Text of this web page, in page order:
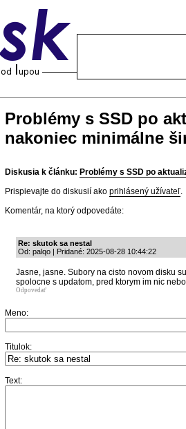
Problémy s SSD po
nakoniec minimálne
Diskusia k článku: Problémy s SSD po
Prispievajte do diskusií ako prihlásený užívateľ.
Komentár, na ktorý odpovedáte:
Re: skutok sa nestal
Od: palqo | Pridané: 2025-08-28 10:44:22
Jasne, jasne. Subory na cisto novom disku
spolocne s updatom, pred ktorym im nic
Odpovedať
Meno:
Titulok:
Text: